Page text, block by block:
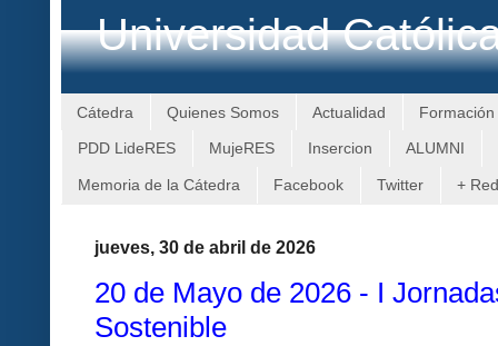
Universidad
Cátedra Quienes Somos Actualidad Formación
PDD LideRES MujeRES Insercion ALUMNI
Memoria de la Cátedra Facebook Twitter +
jueves, 30 de abril de 2026
20 de Mayo de 2026 - I
Sostenible